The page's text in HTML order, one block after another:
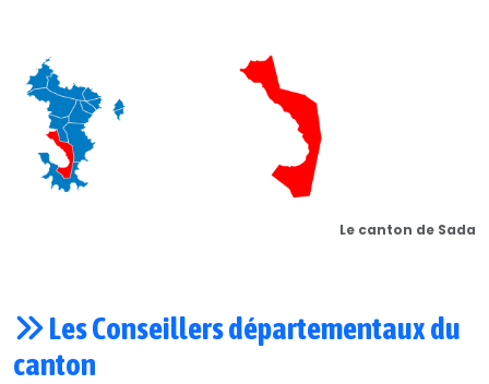
Le canton de Sada
Les Conseillers départementaux du
canton